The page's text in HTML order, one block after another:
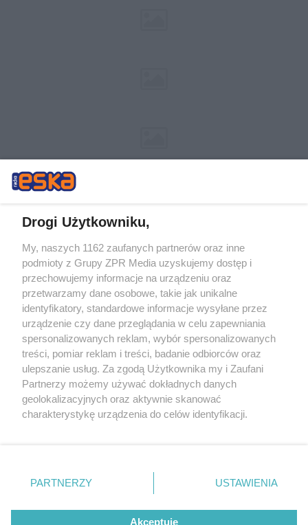
Żaden utwór zamieszczony w serwisie nie może być powielany i
rozpowszechniany lub dalej rozpowszechniany w jakikolwiek sposób (w
tym także elektroniczny lub mechaniczny) na jakimkolwiek polu
eksploatacji w jakiejkolwiek formie, włącznie z umieszczaniem w
Internecie bez pisemnej zgody właściciela praw. Jakiekolwiek użycie lub
wykorzystanie utworów w całości lub w części z naruszeniem prawa,
tzn. bez właściwej zgody, jest zabronione pod groźbą kary i może być
ścigane prawnie.
© 2026 Grupa ZPR Media
Drogi Użytkowniku,
My, naszych 1162 zaufanych partnerów oraz inne
podmioty z Grupy ZPR Media uzyskujemy dostęp i
przechowujemy informacje na urządzeniu oraz
przetwarzamy dane osobowe, takie jak unikalne
identyfikatory, standardowe informacje wysyłane przez
urządzenie czy dane przeglądania w celu zapewniania
spersonalizowanych reklam, wybór spersonalizowanych
treści, pomiar reklam i treści, badanie odbiorców oraz
ulepszanie usług. Za zgodą Użytkownika my i Zaufani
Partnerzy możemy używać dokładnych danych
geolokalizacyjnych oraz aktywnie skanować
charakterystykę urządzenia do celów identyfikacji.
zmienić/wycofać klikając przycisk ustawień prywatności
znajdujący się w lewym dolnym rogu strony
rodzaje przetwarzania danych nie wymagają zgody
użytkownika, ale masz prawo sprzeciwić się takiemu
PARTNERZY USTAWIENIA
Akceptuję